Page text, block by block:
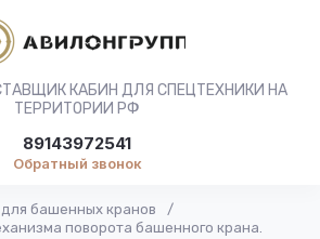
КАБИН ДЛЯ СПЕЦТЕХНИКИ НА
ТЕРРИТОРИИ РФ
89143972541
Обратный звонок
башенных кранов
/
поворота башенного крана.